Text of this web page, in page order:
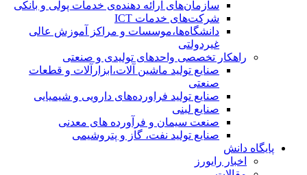
سازمان‌های ارائه دهنده‌ی خدمات پولی و بانکی
شرکت‌های خدمات ICT
دانشگاه‌ها،موسسات و مراکز آموزش عالی
غیردولتی
راهکار تخصصی واحدهای تولیدی و صنعتی
صنایع توليد ماشين آلات،ابزارآلات و قطعات
صنعتی
صنایع تولید فراورده‌های دارویی و شیمیایی
صنایع لبنی
صنعت سیمان و فرآورده های معدنی
صنایع تولید نفت، گاز و پتروشيمی
پایگاه دانش
اخبار رایورز